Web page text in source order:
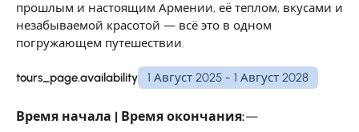
прошлым и настоящим Армении, её теплом, вкусами и
незабываемой красотой — всё это в одном
погружающем путешествии.
tours_page.availability 1 Август 2025 - 1 Август 2028
Время начала | Время окончания:—